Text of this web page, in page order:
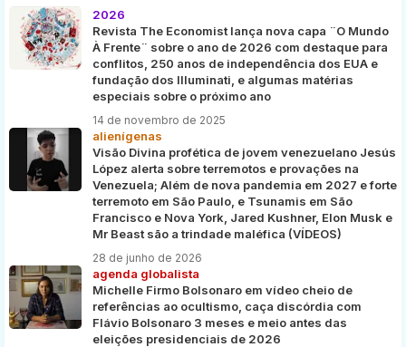
2026
Revista The Economist lança nova capa ¨O Mundo
À Frente¨ sobre o ano de 2026 com destaque para
conflitos, 250 anos de independência dos EUA e
fundação dos Illuminati, e algumas matérias
especiais sobre o próximo ano
14 de novembro de 2025
alienígenas
Visão Divina profética de jovem venezuelano Jesús
López alerta sobre terremotos e provações na
Venezuela; Além de nova pandemia em 2027 e forte
terremoto em São Paulo, e Tsunamis em São
Francisco e Nova York, Jared Kushner, Elon Musk e
Mr Beast são a trindade maléfica (VÍDEOS)
28 de junho de 2026
agenda globalista
Michelle Firmo Bolsonaro em vídeo cheio de
referências ao ocultismo, caça discórdia com
Flávio Bolsonaro 3 meses e meio antes das
eleições presidenciais de 2026